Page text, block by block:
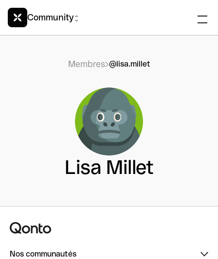
Community
Membres @lisa.millet
Lisa Millet
Nos communautés